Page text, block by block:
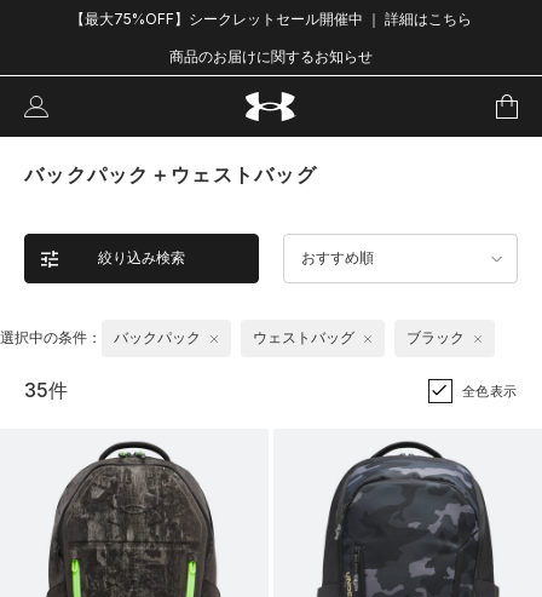
【最大75%OFF】シークレットセール開催中 ｜ 詳細はこちら
商品のお届けに関するお知らせ
バックパック＋ウェストバッグ
絞り込み検索 おすすめ順
選択中の条件： バックパック ウェストバッグ ブラック
35件 全色表示